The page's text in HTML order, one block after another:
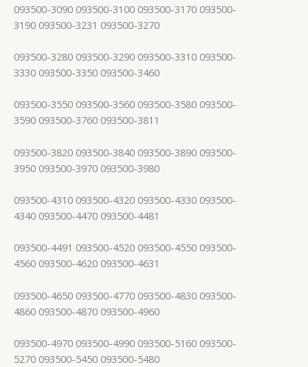
093500-3090 093500-3100 093500-3170 093500-
3190 093500-3231 093500-3270
093500-3280 093500-3290 093500-3310 093500-
3330 093500-3350 093500-3460
093500-3550 093500-3560 093500-3580 093500-
3590 093500-3760 093500-3811
093500-3820 093500-3840 093500-3890 093500-
3950 093500-3970 093500-3980
093500-4310 093500-4320 093500-4330 093500-
4340 093500-4470 093500-4481
093500-4491 093500-4520 093500-4550 093500-
4560 093500-4620 093500-4631
093500-4650 093500-4770 093500-4830 093500-
4860 093500-4870 093500-4960
093500-4970 093500-4990 093500-5160 093500-
5270 093500-5450 093500-5480